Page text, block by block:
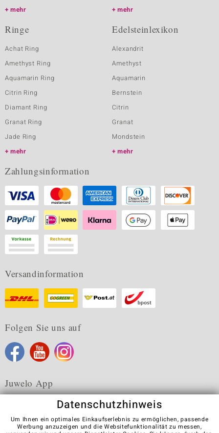
mehr
mehr
Ringe
Achat Ring
Amethyst Ring
Aquamarin Ring
Citrin Ring
Diamant Ring
Granat Ring
Jade Ring
mehr
Edelsteinlexikon
Alexandrit
Amethyst
Aquamarin
Bernstein
Citrin
Granat
Mondstein
mehr
Zahlungsinformation
Versandinformation
Folgen Sie uns auf
Juwelo App
Datenschutzhinweis
Um Ihnen ein optimales Einkaufserlebnis zu ermöglichen, passende
Werbung anzuzeigen und die Websitefunktionalität zu messen,